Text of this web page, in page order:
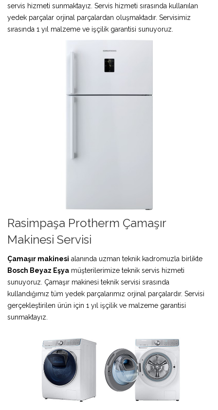
servis hizmeti sunmaktayız. Servis hizmeti sırasında kullanılan
yedek parçalar orjinal parçalardan oluşmaktadır. Servisimiz
sırasında 1 yıl malzeme ve işçilik garantisi sunuyoruz.
Rasimpaşa Protherm Çamaşır
Makinesi Servisi
Çamaşır makinesi alanında uzman teknik kadromuzla birlikte
Bosch Beyaz Eşya müşterilerimize teknik servis hizmeti
sunuyoruz. Çamaşır makinesi teknik servisi sırasında
kullandığımız tüm yedek parçalarımız orjinal parçalardır. Servisi
gerçekleştirilen ürün için 1 yıl işçilik ve malzeme garantisi
sunmaktayız.